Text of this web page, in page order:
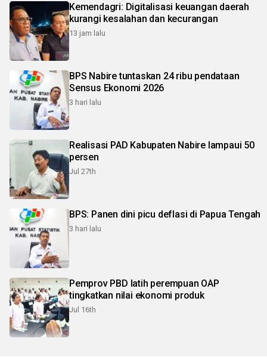
Kemendagri: Digitalisasi keuangan daerah
kurangi kesalahan dan kecurangan
13 jam lalu
BPS Nabire tuntaskan 24 ribu pendataan
Sensus Ekonomi 2026
3 hari lalu
Realisasi PAD Kabupaten Nabire lampaui 50
persen
Jul 27th
BPS: Panen dini picu deflasi di Papua Tengah
3 hari lalu
Pemprov PBD latih perempuan OAP
tingkatkan nilai ekonomi produk
Jul 16th